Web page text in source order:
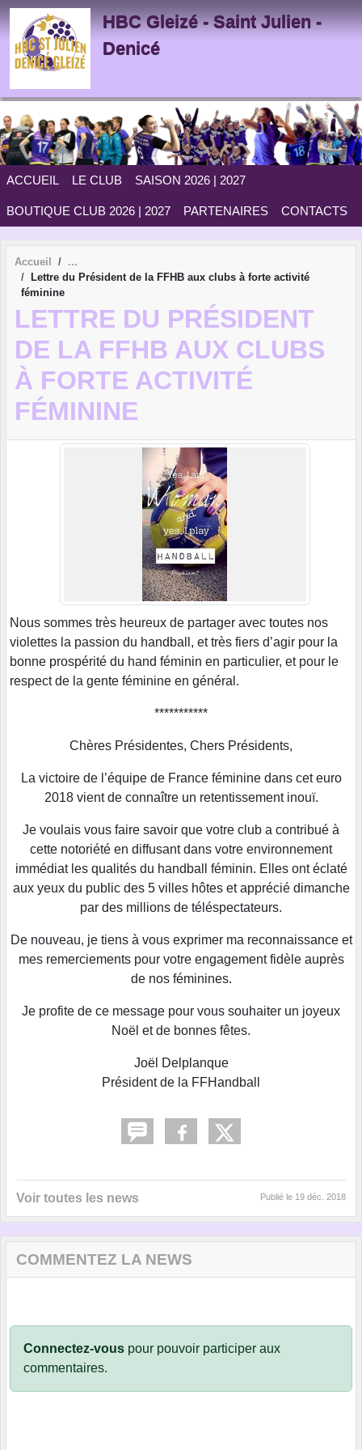
HBC Gleizé - Saint Julien -
Denicé
ACCUEIL LE CLUB SAISON 2026 | 2027
BOUTIQUE CLUB 2026 | 2027 PARTENAIRES CONTACTS
Accueil
Lettre du Président de la FFHB aux clubs à forte activité
féminine
LETTRE DU PRÉSIDENT
DE LA FFHB AUX CLUBS
À FORTE ACTIVITÉ
FÉMININE
Nous sommes très heureux de partager avec toutes nos
violettes la passion du handball, et très fiers d’agir pour la
bonne prospérité du hand féminin en particulier, et pour le
respect de la gente féminine en général.
***********
Chères Présidentes, Chers Présidents,
La victoire de l’équipe de France féminine dans cet euro
2018 vient de connaître un retentissement inouï.
Je voulais vous faire savoir que votre club a contribué à
cette notoriété en diffusant dans votre environnement
immédiat les qualités du handball féminin. Elles ont éclaté
aux yeux du public des 5 villes hôtes et apprécié dimanche
par des millions de téléspectateurs.
De nouveau, je tiens à vous exprimer ma reconnaissance et
mes remerciements pour votre engagement fidèle auprès
de nos féminines.
Je profite de ce message pour vous souhaiter un joyeux
Noël et de bonnes fêtes.
Joël Delplanque
Président de la FFHandball
Voir toutes les news Publié le 19 déc. 2018
COMMENTEZ LA NEWS
Connectez-vous pour pouvoir participer aux
commentaires.
Panneau de gestion des cookies